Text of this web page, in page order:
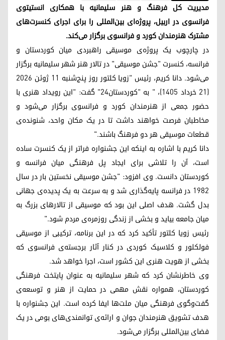
مدیریت کل فرهنگ و هنر سلیمانیە با همکاری انستیتوی
فرانسوی در اربیل، پروژه‌ای بین‌المللی را برای اجرای کنسرت‌های
مشترک هنرمندان کورد و فرانسوی برگزار می‌کند.
در چارچوب یک پروژه‌ی موسیقی راهبردی میان کوردستان و
فرانسه، کنسرت "جشن موسیقی" در تالار هنر شهر سلیمانیە برگزار
می‌شود. دانا کریم، رئیس "زویا کلتور روز پنج‌شنبه ۱۱ ژوئن ۲۰۲۶
(۲۱ خرداد ۱۴۰۵)، " به "کوردستان۲۴" گفت: "این رویداد هنری با
حضور جمعی از هنرمندان کورد و فرانسوی برگزار می‌شود و
مخاطبان فرصت خواهند داشت تا در یک مکان واحد، شنونده‌ی
قطعات موسیقی هر دو فرهنگ باشند."
دانا کریم با اشاره به اینکه این جشنواره فراتر از یک کنسرت ساده
است، آن را تلاشی برای ایجاد پل فرهنگی میان فرانسه و
کوردستان دانست. وی افزود: "جشن موسیقی نخستین بار در سال
۱۹۸۲ در فرانسه پایه‌گذاری شد و به سرعت به یک پدیده‌ی جهانی
بدل گشت. هدف اصلی این بود که موسیقی از تالارهای بزرگ به
میان جامعه بیاید و بخشی از زندگی روزمره‌ی مردم شود."
رئیس زویا کلتور تأکید کرد که در این برنامه، ترکیبی از موسیقی
فولکلور و کلاسیک کوردی در کنار آثار برجسته‌ی فرانسوی که
بخشی از هویت هنری این کشور است، اجرا خواهد شد.
وی خاطرنشان کرد که شهر سلیمانیە به عنوان پایتخت فرهنگی
کوردستان، همواره نقش مهمی در حمایت از هنر و توسعه‌ی
گفت‌وگوی فرهنگی میان ملت‌ها ایفا کرده است. این جشنواره با
هدف تشویق هنرمندان جوان و ارائه‌ی توانمندی‌های بومی در یک
فضای بین‌المللی برگزار می‌شود.